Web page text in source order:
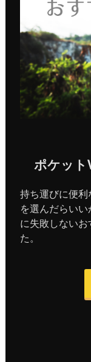
ポケット
持ち運びに便
を選んだらい
に失敗しない
た。